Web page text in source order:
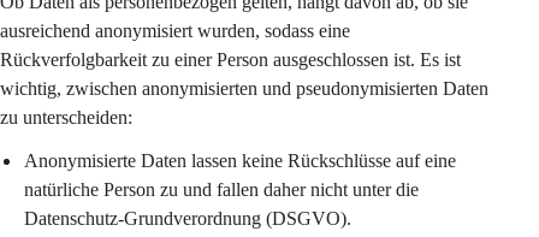
ausreichend anonymisiert wurden, sodass eine
Rückverfolgbarkeit zu einer Person ausgeschlossen ist. Es ist
wichtig, zwischen anonymisierten und pseudonymisierten Daten
zu unterscheiden:
Anonymisierte Daten lassen keine Rückschlüsse auf eine
natürliche Person zu und fallen daher nicht unter die
Datenschutz-Grundverordnung (DSGVO).